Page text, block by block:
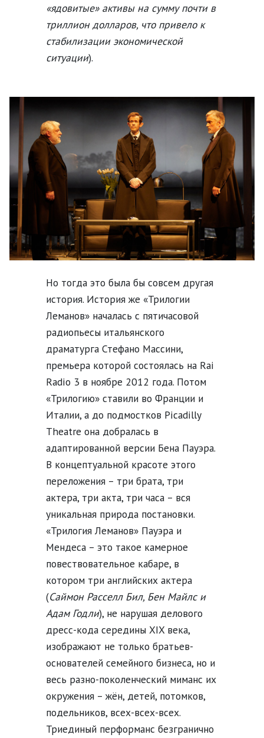
«ядовитые» активы на сумму почти в
триллион долларов, что привело к
стабилизации экономической
ситуации).
Но тогда это была бы совсем другая
история. История же «Трилогии
Леманов» началась с пятичасовой
радиопьесы итальянского
драматурга Стефано Массини,
премьера которой состоялась на Rai
Radio 3 в ноябре 2012 года. Потом
«Трилогию» ставили во Франции и
Италии, а до подмостков Picadilly
Theatre она добралась в
адаптированной версии Бена Пауэра.
В концептуальной красоте этого
переложения – три брата, три
актера, три акта, три часа – вся
уникальная природа постановки.
«Трилогия Леманов» Пауэра и
Мендеса – это такое камерное
повествовательное кабаре, в
котором три английских актера
(Саймон Расселл Бил, Бен Майлс и
Адам Годли), не нарушая делового
дресс-кода середины XIX века,
изображают не только братьев-
основателей семейного бизнеса, но и
весь разно-поколенческий миманс их
окружения – жён, детей, потомков,
подельников, всех-всех-всех.
Триединый перформанс безгранично